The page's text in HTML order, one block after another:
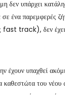
δεν υπάρχει
σε ένα παρεμφερές
track), δεν
έχουν υπαχθεί
του